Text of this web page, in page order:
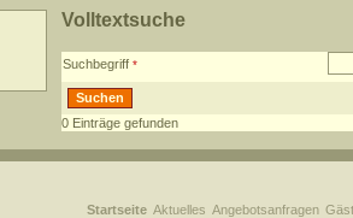
Volltextsuche
Suchbegriff
0 Einträge gefunden
Startseite Aktuelles Angebotsanfragen